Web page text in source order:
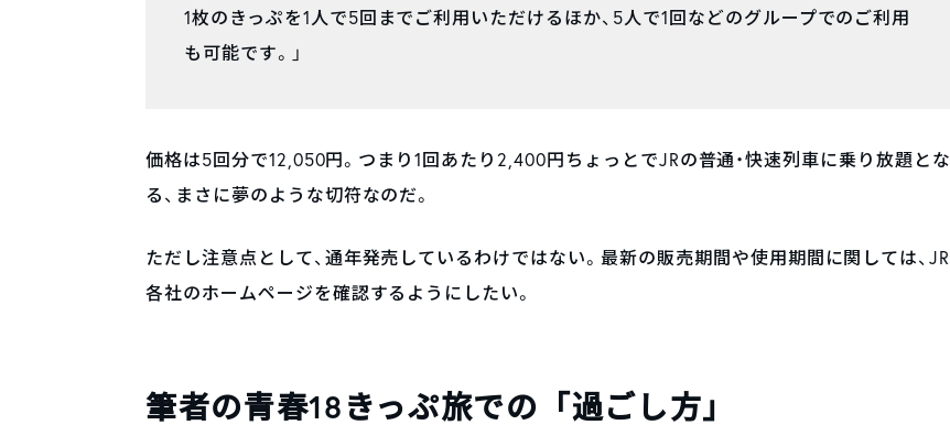
1枚のきっぷを1人で5回までご利用いただけるほか、5人で1回などのグループでのご利用
も可能です。」
価格は5回分で12,050円。つまり1回あたり2,400円ちょっとでJRの普通・快速列車に乗り放題とな
る、まさに夢のような切符なのだ。
ただし注意点として、通年発売しているわけではない。最新の販売期間や使用期間に関しては、JR
各社のホームページを確認するようにしたい。
筆者の青春18きっぷ旅での「過ごし方」